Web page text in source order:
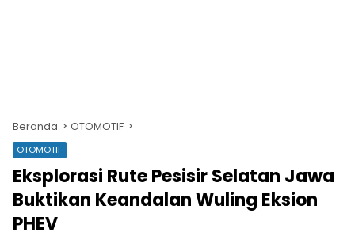
Beranda OTOMOTIF
OTOMOTIF
Eksplorasi Rute Pesisir Selatan Jawa
Buktikan Keandalan Wuling Eksion
PHEV